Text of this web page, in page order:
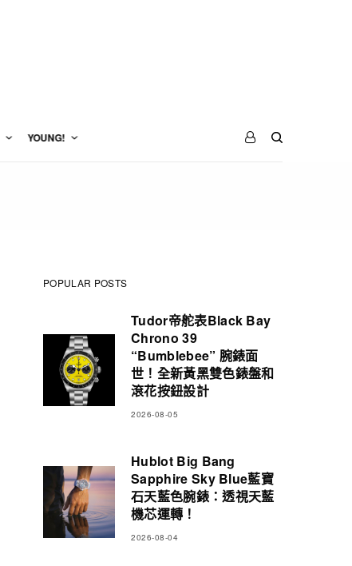
YOUNG!
POPULAR POSTS
Tudor帝舵表Black Bay
Chrono 39
“Bumblebee” 腕錶面
世！全新黃黑雙色錶盤和
滾花按鈕設計
2026-08-05
Hublot Big Bang
Sapphire Sky Blue藍寶
石天藍色腕錶：透視天藍
機芯運轉！
2026-08-04